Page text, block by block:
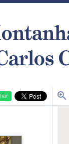
zoom_in